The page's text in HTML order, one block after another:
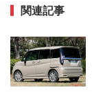
関連記事